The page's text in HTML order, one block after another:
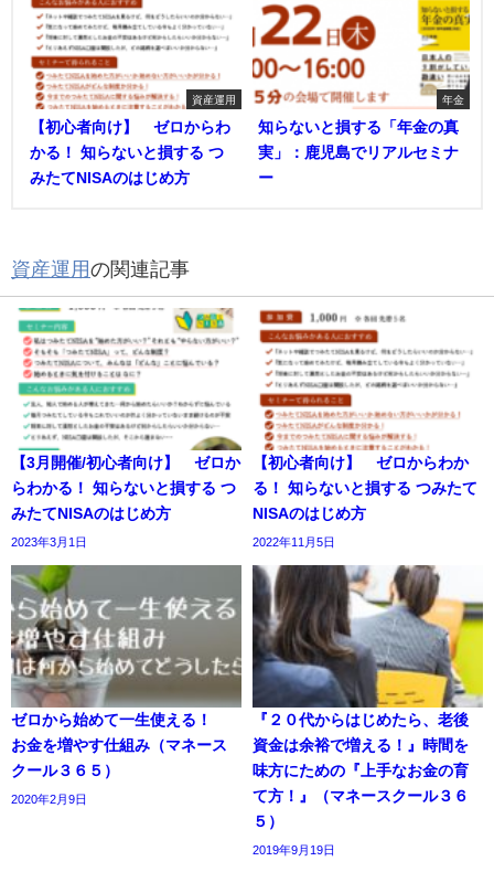
資産運用
【初心者向け】 ゼロからわ
かる！ 知らないと損する つ
みたてNISAのはじめ方
年金
知らないと損する「年金の真
実」：鹿児島でリアルセミナ
ー
資産運用の関連記事
【3月開催/初心者向け】 ゼロか
らわかる！ 知らないと損する つ
みたてNISAのはじめ方
2023年3月1日
【初心者向け】 ゼロからわか
る！ 知らないと損する つみたて
NISAのはじめ方
2022年11月5日
ゼロから始めて一生使える！
お金を増やす仕組み（マネース
クール３６５）
2020年2月9日
『２０代からはじめたら、老後
資金は余裕で増える！』時間を
味方にための『上手なお金の育
て方！』（マネースクール３６
５）
2019年9月19日